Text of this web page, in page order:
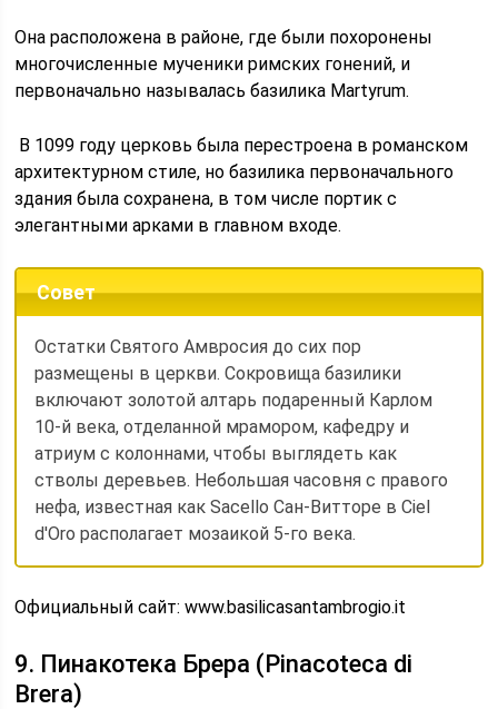
Она расположена в районе, где были похоронены
многочисленные мученики римских гонений, и
первоначально называлась базилика Martyrum.
В 1099 году церковь была перестроена в романском
архитектурном стиле, но базилика первоначального
здания была сохранена, в том числе портик с
элегантными арками в главном входе.
Совет
Остатки Святого Амвросия до сих пор
размещены в церкви. Сокровища базилики
включают золотой алтарь подаренный Карлом
10-й века, отделанной мрамором, кафедру и
атриум с колоннами, чтобы выглядеть как
стволы деревьев. Небольшая часовня с правого
нефа, известная как Sacello Сан-Витторе в Ciel
d'Oro располагает мозаикой 5-го века.
Официальный сайт: www.basilicasantambrogio.it
9. Пинакотека Брера (Pinacoteca di
Brera)